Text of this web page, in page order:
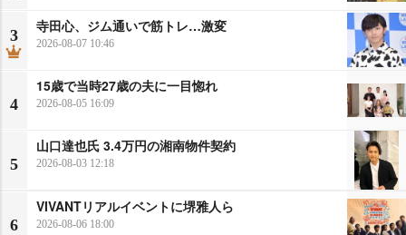
3
寺田心、ジム通いで筋トレ…激変
2026-08-07 10:46
4
15歳で当時27歳の夫に一目惚れ
2026-08-05 16:09
5
山口達也氏 3.4万円の湘南物件契約
2026-08-03 12:18
6
VIVANTリアルイベントに堺雅人ら
2026-08-06 18:00